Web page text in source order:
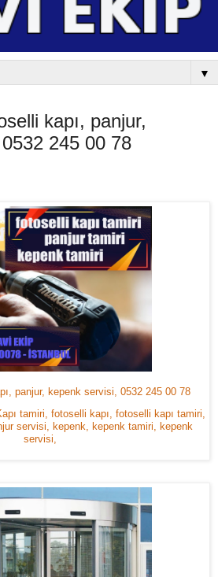
▼
kapı, panjur,
245 00 78
panjur, kepenk servisi, 0532 245 00 78
tamiri, fotoselli kapı, fotoselli kapı tamiri,
servisi, kepenk, kepenk tamiri, kepenk
servisi,